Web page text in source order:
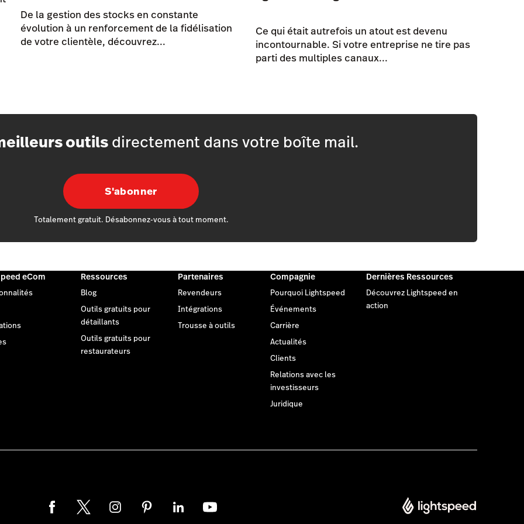
De la gestion des stocks en constante
évolution à un renforcement de la fidélisation
de votre clientèle, découvrez...
Ce qui était autrefois un atout est devenu
incontournable. Si votre entreprise ne tire pas
parti des multiples canaux...
outilsdirectement dans votre boîte mail.
S'abonner
Totalement gratuit. Désabonnez-vous à tout moment.
eCom Ressources
Blog
Outils gratuits pour
détaillants
Outils gratuits pour
restaurateurs
Partenaires
Revendeurs
Intégrations
Trousse à outils
Compagnie
Pourquoi Lightspeed
Événements
Carrière
Actualités
Clients
Relations avec les
investisseurs
Juridique
Dernières Ressources
Découvrez Lightspeed en
action